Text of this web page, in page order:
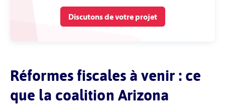
Discutons de votre projet
Réformes fiscales à venir : ce
que la coalition Arizona